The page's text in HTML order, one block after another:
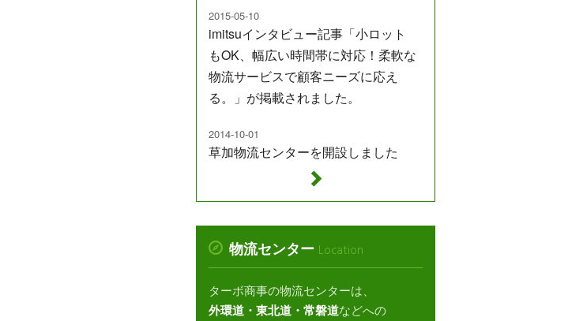
2015-05-10
imitsuインタビュー記事「小ロット
もOK、幅広い時間帯に対応！柔軟な
物流サービスで顧客ニーズに応え
る。」が掲載されました。
2014-10-01
草加物流センターを開設しました
物流センター Location
ターボ商事の物流センターは、
外環道・東北道・常磐道などへの